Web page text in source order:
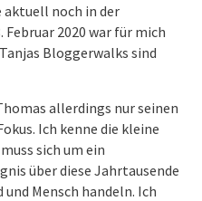
aktuell noch in der
Februar 2020 war für mich
Bloggerwalks sind
allerdings nur seinen
Ich kenne die kleine
sich um ein
über diese Jahrtausende
Mensch handeln. Ich